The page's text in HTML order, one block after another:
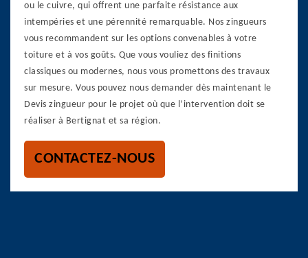
ou le cuivre, qui offrent une parfaite résistance aux
intempéries et une pérennité remarquable. Nos zingueurs
vous recommandent sur les options convenables à votre
toiture et à vos goûts. Que vous vouliez des finitions
classiques ou modernes, nous vous promettons des travaux
sur mesure. Vous pouvez nous demander dès maintenant le
Devis zingueur pour le projet où que l’intervention doit se
réaliser à Bertignat et sa région.
CONTACTEZ-NOUS